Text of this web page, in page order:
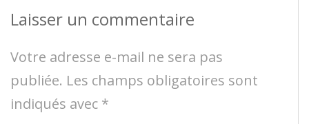
Laisser un commentaire
Votre adresse e-mail ne sera pas
publiée. Les champs obligatoires sont
indiqués avec *